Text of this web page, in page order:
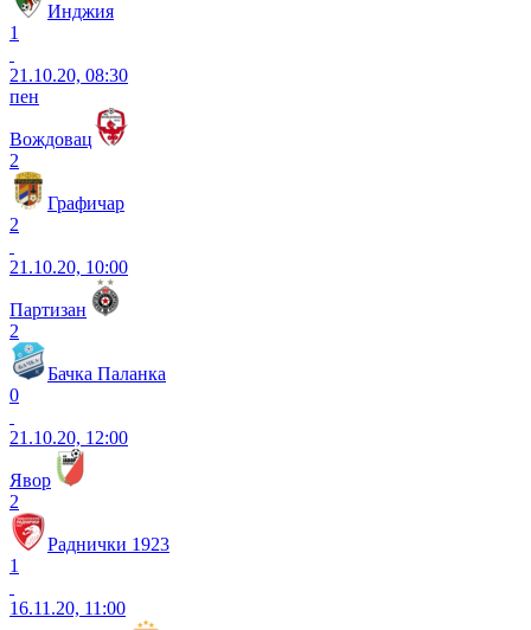
Инджия
1
21.10.20, 08:30
пен
Вождовац
2
Графичар
2
21.10.20, 10:00
Партизан
2
Бачка Паланка
0
21.10.20, 12:00
Явор
2
Раднички 1923
1
16.11.20, 11:00